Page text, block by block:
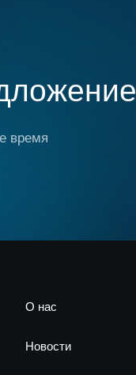
время
О нас
Новости